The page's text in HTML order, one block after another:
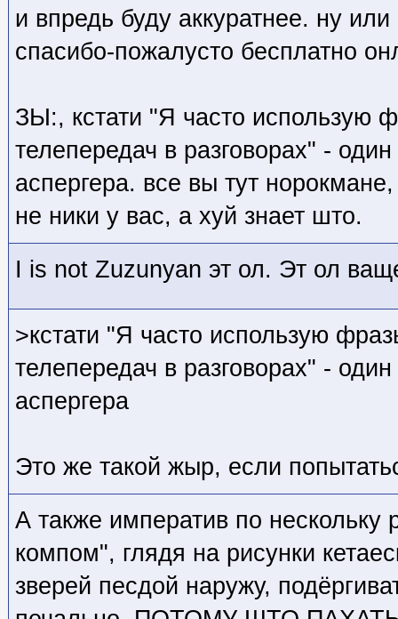
и впредь буду аккуратнее. ну
спасибо-пожалусто бесплатно
ЗЫ:, кстати "Я часто использую
телепередач в разговорах" -
аспергера. все вы тут
не ники у вас, а хуй знает што.
I is not Zuzunyan эт ол. Эт ол
>кстати "Я часто использую
телепередач в разговорах" -
аспергера
Это же такой жыр, если
А также императив по нескольку
компом", глядя на рисунки
зверей песдой наружу,